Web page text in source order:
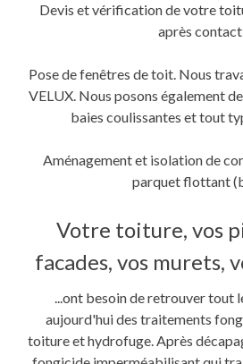
Devis et vérification de votre
après contact
Pose de fenêtres de toit. Nous
VELUX. Nous posons également
baies coulissantes et tout
Aménagement et isolation de
parquet flottant
Votre toiture, vos
facades, vos murets,
...ont besoin de retrouver tout
aujourd'hui des traitements
toiture et hydrofuge. Après